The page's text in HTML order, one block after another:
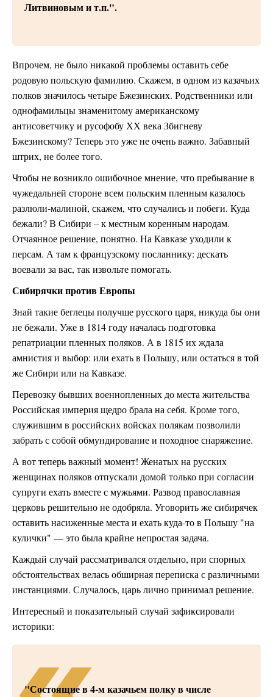
Литвиновым и т.п.".
Впрочем, не было никакой проблемы оставить себе
родовую польскую фамилию. Скажем, в одном из казачьих
полков значилось четыре Бжезинских. Родственники или
однофамильцы знаменитому американскому
антисоветчику и русофобу ХХ века Збигневу
Бжезинскому? Теперь это уже не очень важно. Забавный
штрих, не более того.
Чтобы не возникло ошибочное мнение, что пребывание в
чужедальней стороне всем польским пленным казалось
разлюли-малиной, скажем, что случались и побеги. Куда
бежали? В Сибири – к местным коренным народам.
Отчаянное решение, понятно. На Кавказе уходили к
персам. А там к французскому посланнику: дескать
воевали за вас, так извольте помогать.
Сибирячки против Европы
Знай такие беглецы получше русского царя, никуда бы они
не бежали. Уже в 1814 году началась подготовка
репатриации пленных поляков. А в 1815 их ждала
амнистия и выбор: или ехать в Польшу, или остаться в той
же Сибири или на Кавказе.
Перевозку бывших военнопленных до места жительства
Российская империя щедро брала на себя. Кроме того,
служившим в российских войсках полякам позволили
забрать с собой обмундирование и походное снаряжение.
А вот теперь важный момент! Женатых на русских
женщинах поляков отпускали домой только при согласии
супруги ехать вместе с мужьями. Развод православная
церковь решительно не одобряла. Уговорить же сибирячек
оставить насиженные места и ехать куда-то в Польшу "на
кулички" — это была крайне непростая задача.
Каждый случай рассматривался отдельно, при спорных
обстоятельствах велась обширная переписка с различными
инстанциями. Случалось, царь лично принимал решение.
Интересный и показательный случай зафиксировали
историки:
"Состоящие в 4-м казачьем полку в числе